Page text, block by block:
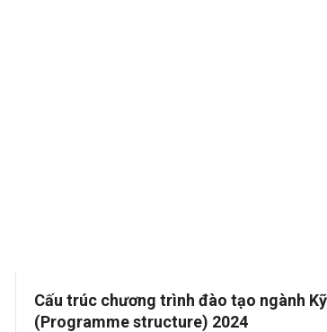
Cấu trúc chương trình đào tạo ngành
(Programme structure) 2024